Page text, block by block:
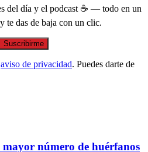
del día y el podcast ☕ — todo en un
te das de baja con un clic.
Suscribirme
aviso de privacidad. Puedes darte de
mayor número de huérfanos